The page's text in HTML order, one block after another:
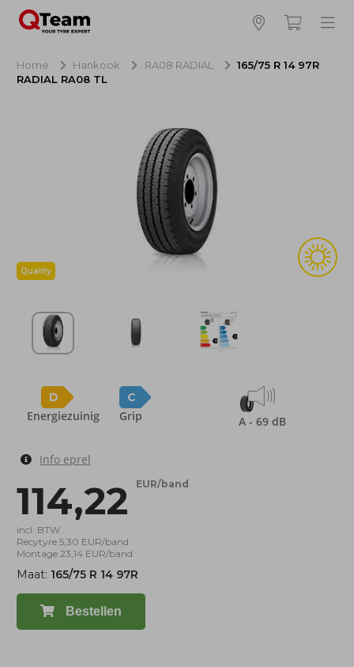
Hoeveel banden wilt u bestellen?
Bestellen
Annuleren
Home Hankook RA08 RADIAL
165/75 R 14 97R
RADIAL RA08 TL
Quality
D
Energiezuinig
C
Grip A - 69 dB
Info eprel
114,22 EUR/band
incl. BTW
Recytyre 5,30 EUR/band
Montage 23,14 EUR/band
Maat: 165/75 R 14 97R
Bestellen